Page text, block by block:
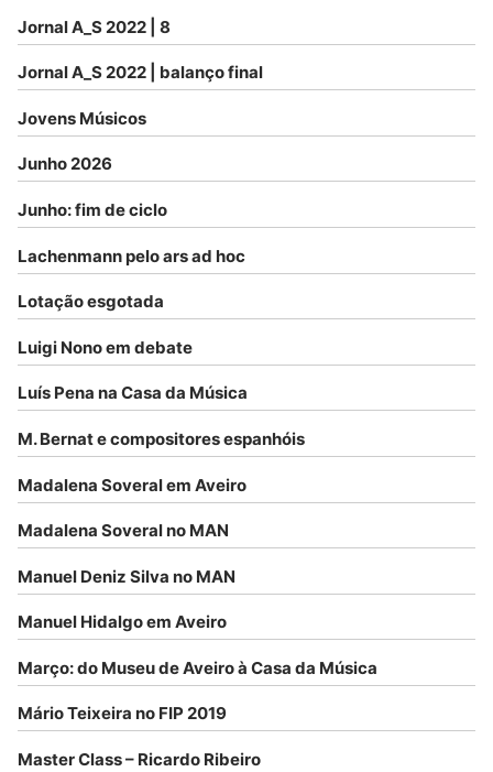
Jornal A_S 2022 | 8
Jornal A_S 2022 | balanço final
Jovens Músicos
Junho 2026
Junho: fim de ciclo
Lachenmann pelo ars ad hoc
Lotação esgotada
Luigi Nono em debate
Luís Pena na Casa da Música
M. Bernat e compositores espanhóis
Madalena Soveral em Aveiro
Madalena Soveral no MAN
Manuel Deniz Silva no MAN
Manuel Hidalgo em Aveiro
Março: do Museu de Aveiro à Casa da Música
Mário Teixeira no FIP 2019
Master Class – Ricardo Ribeiro